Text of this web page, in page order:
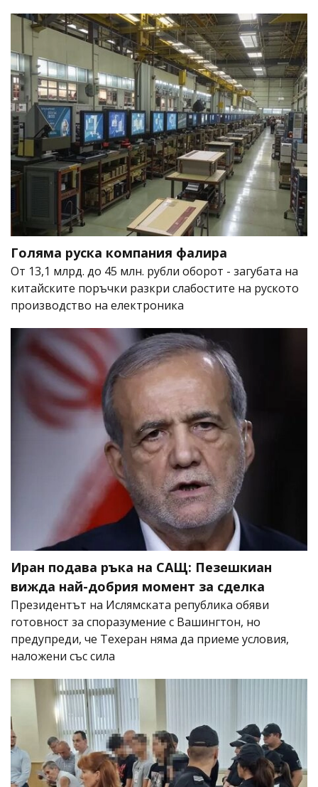
Голяма руска компания фалира
От 13,1 млрд. до 45 млн. рубли оборот - загубата на
китайските поръчки разкри слабостите на руското
производство на електроника
Иран подава ръка на САЩ: Пезешкиан
вижда най-добрия момент за сделка
Президентът на Ислямската република обяви
готовност за споразумение с Вашингтон, но
предупреди, че Техеран няма да приеме условия,
наложени със сила